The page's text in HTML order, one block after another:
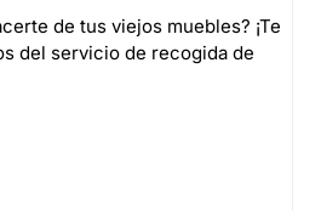
de tus viejos muebles? ¡Te
del servicio de recogida de